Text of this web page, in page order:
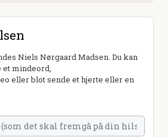
Niels Nørgaard Madsen. Du kan
mindeord,
eller blot sende et hjerte eller en